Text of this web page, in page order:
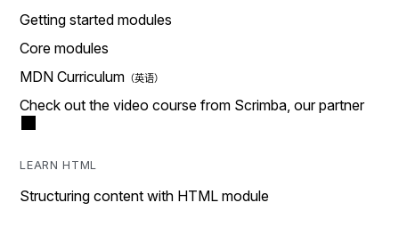
Getting started modules
Core modules
MDN Curriculum
Check out the video course from Scrimba, our partner
LEARN HTML
Structuring content with HTML module